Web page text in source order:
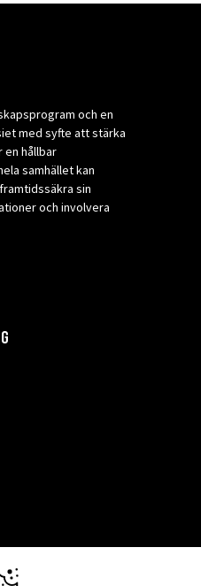
och en
med syfte att stärka
hållbar
samhället kan
sin
och involvera